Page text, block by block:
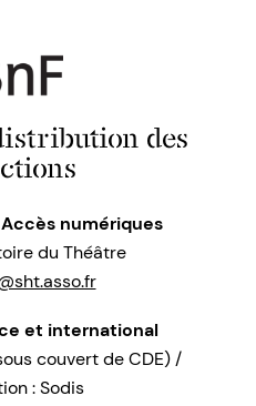
des
Accès numériques
du Théâtre
et international
couvert de CDE) /
: Sodis